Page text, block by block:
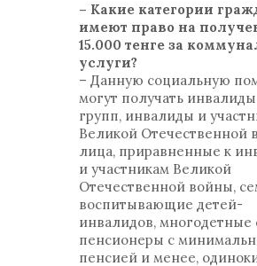
– Какие категории
имеют право на
15.000 тенге за
услуги?
– Данную социальную
могут получать инвалиды
групп, инвалиды и
Великой Отечественной
лица, приравненные к
и участникам Великой
Отечественной войны,
воспитывающие детей-
инвалидов, многодетные
пенсионеры с
пенсией и менее,